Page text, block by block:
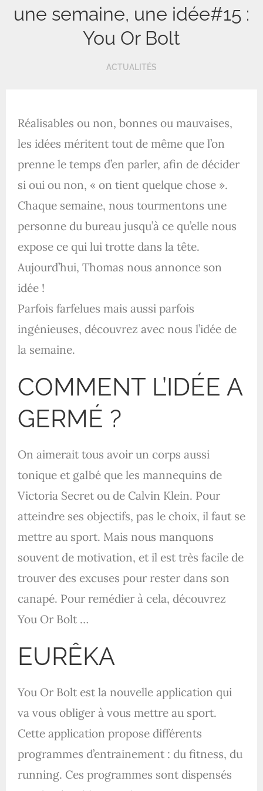
une semaine, une idée#15 :
You Or Bolt
ACTUALITÉS
Réalisables ou non, bonnes ou mauvaises,
les idées méritent tout de même que l’on
prenne le temps d’en parler, afin de décider
si oui ou non, « on tient quelque chose ».
Chaque semaine, nous tourmentons une
personne du bureau jusqu’à ce qu’elle nous
expose ce qui lui trotte dans la tête.
Aujourd’hui, Thomas nous annonce son
idée !
Parfois farfelues mais aussi parfois
ingénieuses, découvrez avec nous l’idée de
la semaine.
COMMENT L’IDÉE A
GERMÉ ?
On aimerait tous avoir un corps aussi
tonique et galbé que les mannequins de
Victoria Secret ou de Calvin Klein. Pour
atteindre ses objectifs, pas le choix, il faut se
mettre au sport. Mais nous manquons
souvent de motivation, et il est très facile de
trouver des excuses pour rester dans son
canapé. Pour remédier à cela, découvrez
You Or Bolt …
EURÊKA
You Or Bolt est la nouvelle application qui
va vous obliger à vous mettre au sport.
Cette application propose différents
programmes d’entrainement : du fitness, du
running. Ces programmes sont dispensés